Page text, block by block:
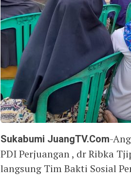
Sukabumi JuangTV.Com-
PDI Perjuangan , dr Ribka
langsung Tim Bakti Sosial